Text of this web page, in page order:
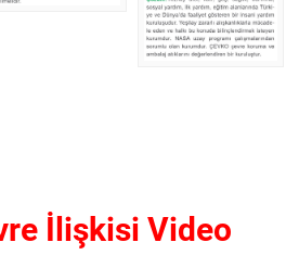
İlişkisi Video